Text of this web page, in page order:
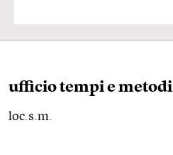
ufficio tempi e metodi
loc.s.m.